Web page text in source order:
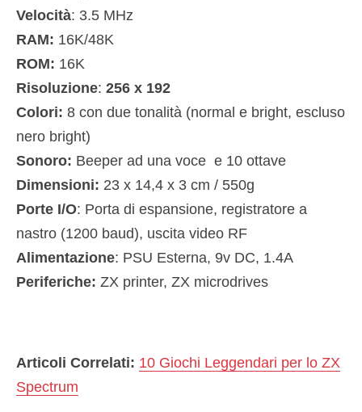
Velocità: 3.5 MHz
RAM: 16K/48K
ROM: 16K
Risoluzione: 256 x 192
Colori: 8 con due tonalità (normal e bright, escluso
nero bright)
Sonoro: Beeper ad una voce e 10 ottave
Dimensioni: 23 x 14,4 x 3 cm / 550g
Porte I/O: Porta di espansione, registratore a
nastro (1200 baud), uscita video RF
Alimentazione: PSU Esterna, 9v DC, 1.4A
Periferiche: ZX printer, ZX microdrives
Articoli Correlati: 10 Giochi Leggendari per lo ZX
Spectrum